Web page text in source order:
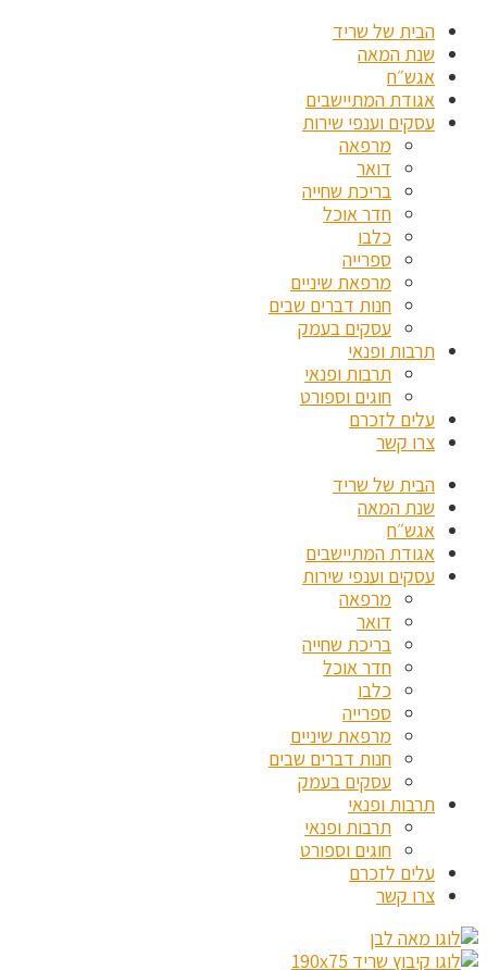
הבית של שריד
שנת המאה
אגש״ח
אגודת המתיישבים
עסקים וענפי שירות
מרפאה
דואר
בריכת שחייה
חדר אוכל
כלבו
ספרייה
מרפאת שיניים
חנות דברים שבים
עסקים בעמק
תרבות ופנאי
תרבות ופנאי
חוגים וספורט
עלים לזכרם
צרו קשר
הבית של שריד
שנת המאה
אגש״ח
אגודת המתיישבים
עסקים וענפי שירות
מרפאה
דואר
בריכת שחייה
חדר אוכל
כלבו
ספרייה
מרפאת שיניים
חנות דברים שבים
עסקים בעמק
תרבות ופנאי
תרבות ופנאי
חוגים וספורט
עלים לזכרם
צרו קשר